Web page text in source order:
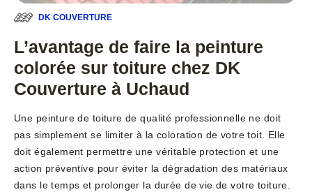
DK COUVERTURE
L’avantage de faire la peinture
colorée sur toiture chez DK
Couverture à Uchaud
Une peinture de toiture de qualité professionnelle ne doit
pas simplement se limiter à la coloration de votre toit. Elle
doit également permettre une véritable protection et une
action préventive pour éviter la dégradation des matériaux
dans le temps et prolonger la durée de vie de votre toiture.